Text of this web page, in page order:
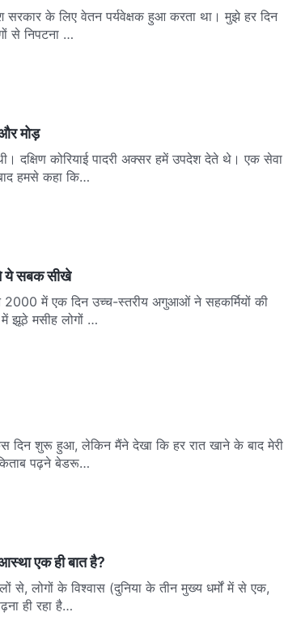
के लिए वेतन पर्यवेक्षक हुआ करता था। मुझे हर दिन
से निपटना …
मोड़
दक्षिण कोरियाई पादरी अक्सर हमें उपदेश देते थे। एक सेवा
हमसे कहा कि…
ये सबक सीखे
2000 में एक दिन उच्च-स्तरीय अगुआओं ने सहकर्मियों की
झूठे मसीह लोगों …
दिन शुरू हुआ, लेकिन मैंने देखा कि हर रात खाने के बाद मेरी
किताब पढ़ने बेडरू…
एक ही बात है?
से, लोगों के विश्वास (दुनिया के तीन मुख्य धर्मों में से एक,
ही रहा है…